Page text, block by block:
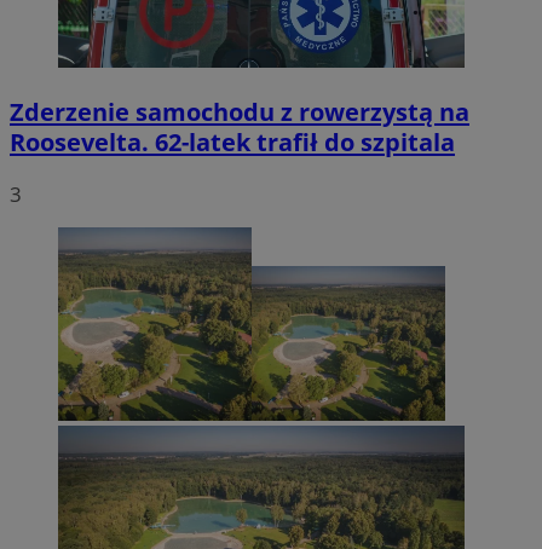
Zderzenie samochodu z rowerzystą na
Roosevelta. 62-latek trafił do szpitala
3